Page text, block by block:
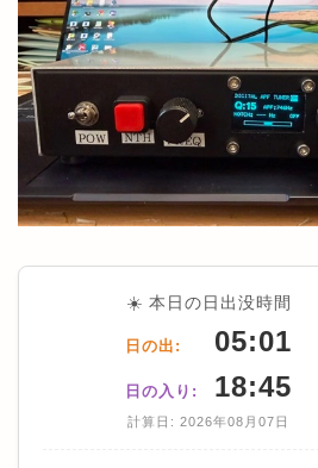
☀️ 本日の日出没時間
日の出: 05:01
日の入り: 18:45
計算日: 2026年08月07日